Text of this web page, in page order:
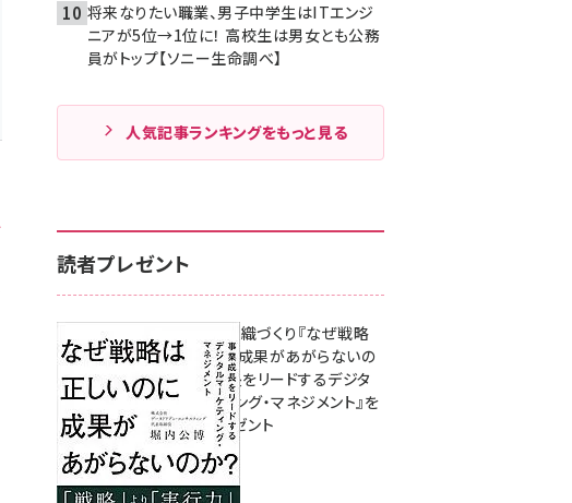
将来なりたい職業、男子中学生はITエンジ
ニアが5位→1位に！ 高校生は男女とも公務
員がトップ【ソニー生命調べ】
人気記事ランキングをもっと見る
読者プレゼント
成果を生む組織づくり『なぜ戦略
は正しいのに成果があがらないの
か？ 事業成長をリードするデジタ
ルマーケティング・マネジメント』を
3名様にプレゼント
10:00